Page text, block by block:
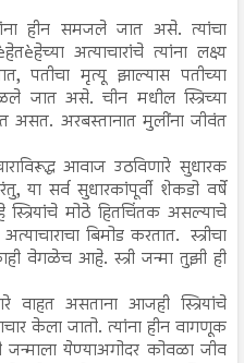
हीन समजले जात असे. त्यांचा
अत्याचारांचे त्यांना लक्ष्य
पतीचा मृत्यू झाल्यास पतीच्या
जात असे. चीन मधील स्त्रिच्या
अरबस्तानात मुलींना जीवंत
आवाज उठविणारे सुधारक
सर्व सुधारकांपूर्वी शेकडो वर्षे
मोठे हितचिंतक असल्याचे
बिमोड करतात. स्त्रीचा
वेगळेच आहे. स्त्री जन्मा तुझी ही
असताना आजही स्त्रियांचे
केला जातो. त्यांना हीन वागणूक
येण्याअगोदर कोवळा जीव